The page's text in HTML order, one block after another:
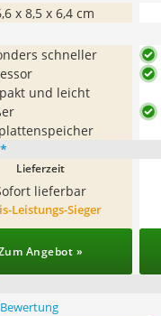
x 8,5 x 6,4 cm
schneller
und leicht
*
Lieferzeit
lieferbar
Leistungs-Sieger
Angebot »